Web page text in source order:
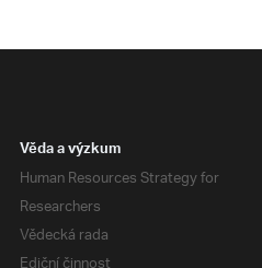
Věda a výzkum
Human Resources Strategy for
Researchers
Vědecká rada